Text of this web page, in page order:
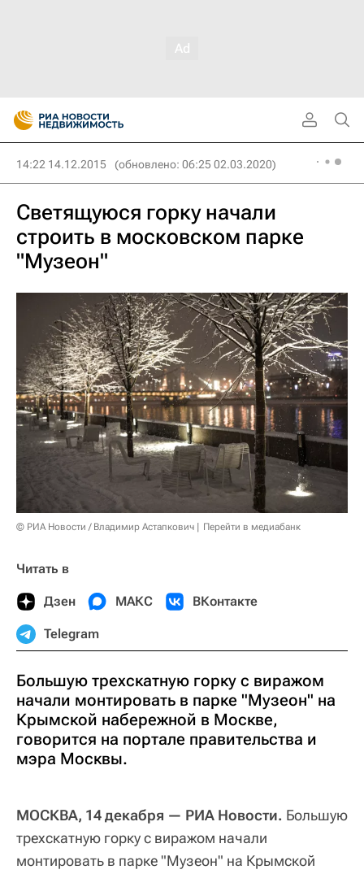
14:22 14.12.2015 (обновлено: 06:25 02.03.2020)
Светящуюся горку начали
строить в московском парке
"Музеон"
© РИА Новости / Владимир Астапкович Перейти в медиабанк
Читать в
Дзен МАКС ВКонтакте
Telegram
Большую трехскатную горку с виражом
начали монтировать в парке "Музеон" на
Крымской набережной в Москве,
говорится на портале правительства и
мэра Москвы.
МОСКВА, 14 декабря — РИА Новости. Большую
трехскатную горку с виражом начали
монтировать в парке "Музеон" на Крымской